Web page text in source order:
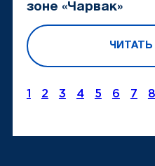
зоне «Чарвак»
1 2 3 4 5 6 7 8